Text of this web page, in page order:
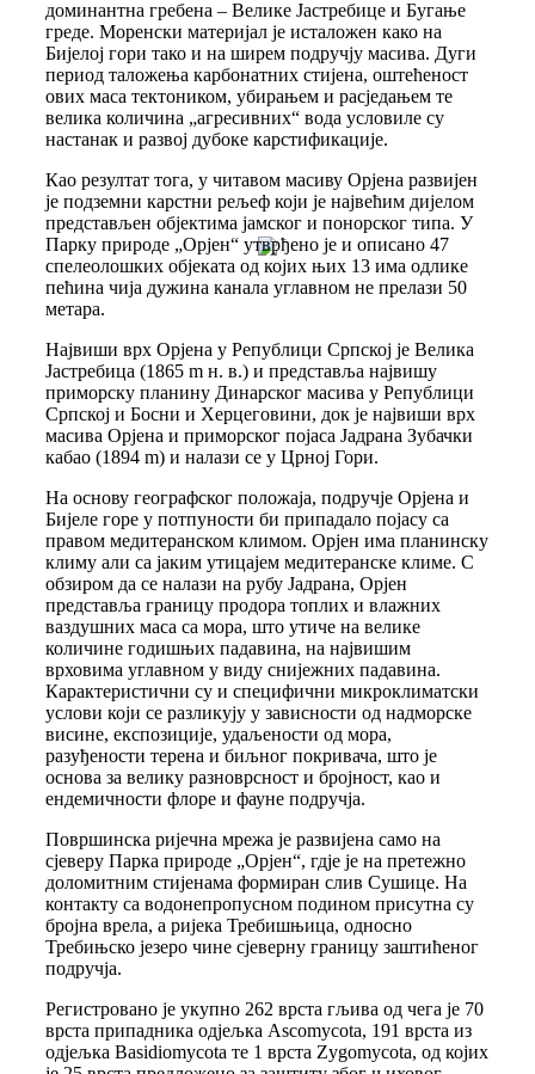
доминантна гребена – Велике Јастребице и Бугање
греде. Моренски материјал је исталожен како на
Бијелој гори тако и на ширем подручју масива. Дуги
период таложења карбонатних стијена, оштећеност
ових маса тектоником, убирањем и расједањем те
велика количина „агресивних“ вода условиле су
настанак и развој дубоке карстификације.
Као резултат тога, у читавом масиву Орјена развијен
је подземни карстни рељеф који је највећим дијелом
представљен објектима јамског и понорског типа. У
Парку природе „Орјен“ утврђено је и описано 47
спелеолошких објеката од којих њих 13 има одлике
пећина чија дужина канала углавном не прелази 50
метара.
Највиши врх Орјена у Републици Српској је Велика
Јастребица (1865 m н. в.) и представља највишу
приморску планину Динарског масива у Републици
Српској и Босни и Херцеговини, док је највиши врх
масива Орјена и приморског појаса Јадрана Зубачки
кабао (1894 m) и налази се у Црној Гори.
На основу географског положаја, подручје Орјена и
Бијеле горе у потпуности би припадало појасу са
правом медитеранском климом. Орјен има планинску
климу али са јаким утицајем медитеранске климе. С
обзиром да се налази на рубу Јадрана, Орјен
представља границу продора топлих и влажних
ваздушних маса са мора, што утиче на велике
количине годишњих падавина, на највишим
врховима углавном у виду снијежних падавина.
Карактеристични су и специфични микроклиматски
услови који се разликују у зависности од надморске
висине, експозиције, удаљености од мора,
разуђености терена и биљног покривача, што је
основа за велику разноврсност и бројност, као и
ендемичности флоре и фауне подручја.
Површинска ријечна мрежа је развијена само на
сјеверу Парка природе „Орјен“, гдје је на претежно
доломитним стијенама формиран слив Сушице. На
контакту са водонепропусном подином присутна су
бројна врела, а ријека Требишњица, односно
Требињско језеро чине сјеверну границу заштићеног
подручја.
Регистровано је укупно 262 врстa гљива од чега је 70
врста припадника одјељка Ascomycota, 191 врста из
одјељка Basidiomycota те 1 врста Zygomycota, од којих